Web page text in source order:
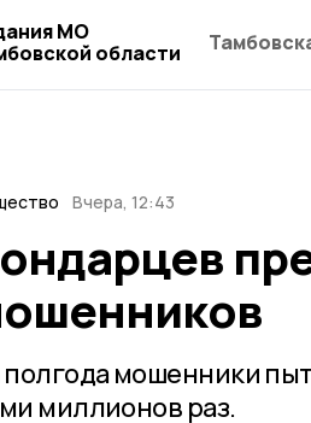
МО
области
Вчера, 12:43
полгода мошенники
миллионов раз.